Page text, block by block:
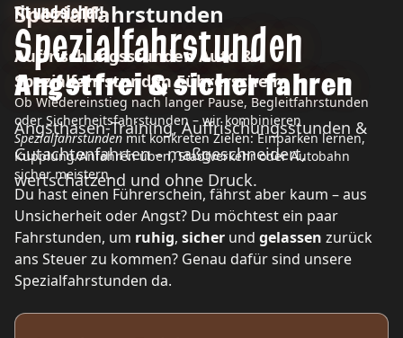
Fit und sicher!
Spezialfahrstunden
Angstfrei & sicher fahren
Angsthasen‑Training, Auffrischungsstunden &
Gutachtenfahrten – maßgeschneidert,
wertschätzend und ohne Druck.
Spezialfahrstunden
Auffrischungsstunden Auto &
Spezialfahrstunden Führerschein
Ob Wiedereinstieg nach langer Pause, Begleitfahrstunden
oder Sicherheitsfahrstunden – wir kombinieren
Spezialfahrstunden mit konkreten Zielen: Einparken lernen,
Kupplung/Anfahren üben, Stadtverkehr oder Autobahn
sicher meistern.
Du hast einen Führerschein, fährst aber kaum – aus
Unsicherheit oder Angst? Du möchtest ein paar
Fahrstunden, um ruhig, sicher und gelassen zurück
ans Steuer zu kommen? Genau dafür sind unsere
Spezialfahrstunden da.